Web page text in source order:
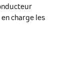
charge les